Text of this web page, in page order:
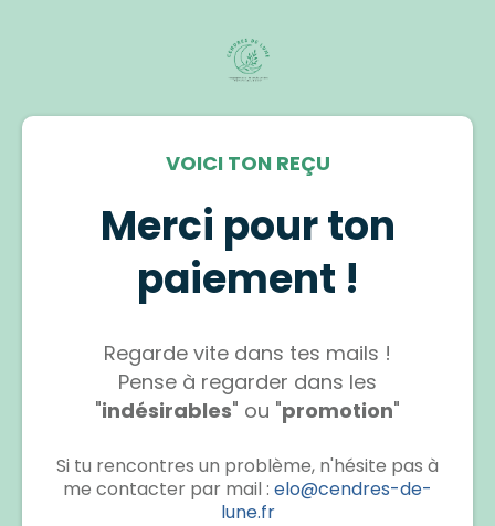
VOICI TON REÇU
Merci pour ton
paiement !
Regarde vite dans tes mails !
Pense à regarder dans les
"indésirables" ou "promotion"
Si tu rencontres un problème, n'hésite pas à
me contacter par mail : elo@cendres-de-
lune.fr